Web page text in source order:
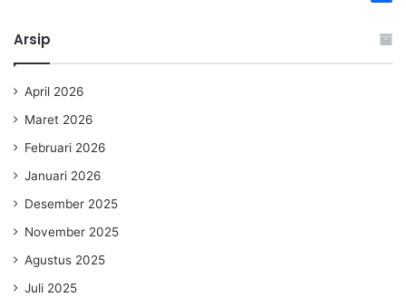
Arsip
April 2026
Maret 2026
Februari 2026
Januari 2026
Desember 2025
November 2025
Agustus 2025
Juli 2025